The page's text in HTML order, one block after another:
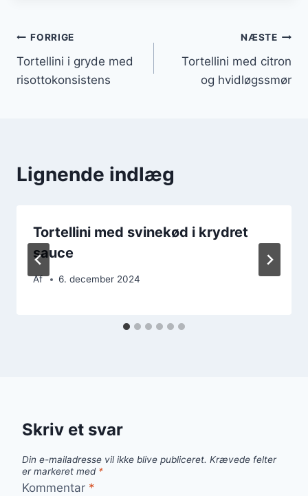
Indlægsnavigation
FORRIGE
Tortellini i gryde med
risottokonsistens
NÆSTE
Tortellini med citron
og hvidløgssmør
Lignende indlæg
Tortellini med svinekød i krydret
sauce
Af 6. december 2024
Skriv et svar
Din e-mailadresse vil ikke blive publiceret. Krævede felter
er markeret med *
Kommentar *